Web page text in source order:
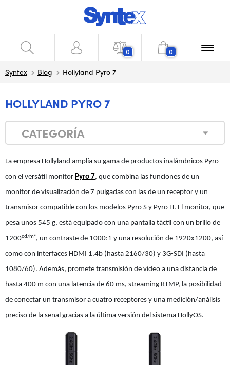
0 0
Syntex Blog Hollyland Pyro 7
HOLLYLAND PYRO 7
CATEGORÍA
La empresa Hollyland amplía su gama de productos inalámbricos Pyro
con el versátil monitor Pyro 7, que combina las funciones de un
monitor de visualización de 7 pulgadas con las de un receptor y un
transmisor compatible con los modelos Pyro S y Pyro H. El monitor, que
pesa unos 545 g, está equipado con una pantalla táctil con un brillo de
1200cd/m², un contraste de 1000:1 y una resolución de 1920x1200, así
como con interfaces HDMI 1.4b (hasta 2160/30) y 3G-SDI (hasta
1080/60). Además, promete transmisión de vídeo a una distancia de
hasta 400 m con una latencia de 60 ms, streaming RTMP, la posibilidad
de conectar un transmisor a cuatro receptores y una medición/análisis
preciso de la señal gracias a la última versión del sistema HollyOS.